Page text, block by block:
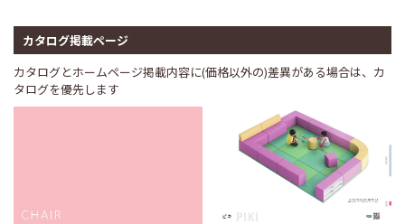
カタログ掲載ページ
カタログとホームページ掲載内容に(価格以外の)差異がある場合は、カ
タログを優先します